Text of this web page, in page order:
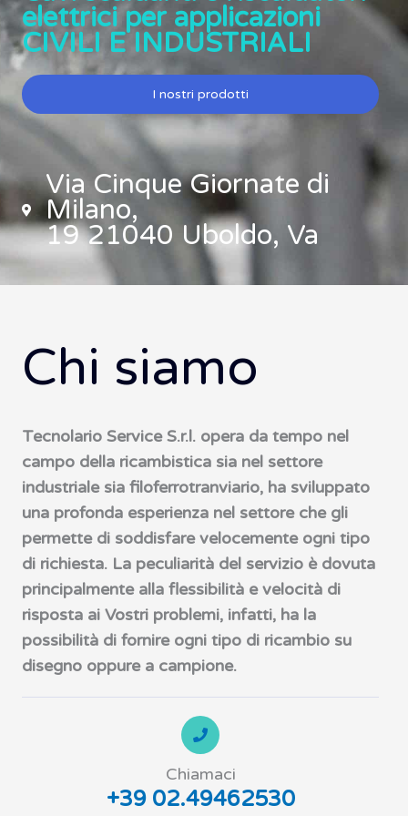
elettrici per applicazioni
CIVILI E INDUSTRIALI
I nostri prodotti
Via Cinque Giornate di
Milano,
19 21040 Uboldo, Va
Chi siamo
Tecnolario Service S.r.l. opera da tempo nel
campo della ricambistica sia nel settore
industriale sia filoferrotranviario, ha sviluppato
una profonda esperienza nel settore che gli
permette di soddisfare velocemente ogni tipo
di richiesta. La peculiarità del servizio è dovuta
principalmente alla flessibilità e velocità di
risposta ai Vostri problemi, infatti, ha la
possibilità di fornire ogni tipo di ricambio su
disegno oppure a campione.
Chiamaci
+39 02.49462530